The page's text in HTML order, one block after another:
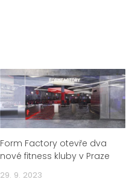
Form Factory otevře dva
nové fitness kluby v Praze
29. 9. 2023